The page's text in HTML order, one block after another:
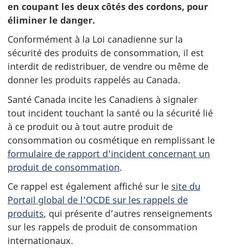
en coupant les deux côtés des cordons, pour
éliminer le danger.
Conformément à la Loi canadienne sur la
sécurité des produits de consommation, il est
interdit de redistribuer, de vendre ou même de
donner les produits rappelés au Canada.
Santé Canada incite les Canadiens à signaler
tout incident touchant la santé ou la sécurité lié
à ce produit ou à tout autre produit de
consommation ou cosmétique en remplissant le
formulaire de rapport d'incident concernant un
produit de consommation.
Ce rappel est également affiché sur le site du
Portail global de l'OCDE sur les rappels de
produits, qui présente d’autres renseignements
sur les rappels de produit de consommation
internationaux.